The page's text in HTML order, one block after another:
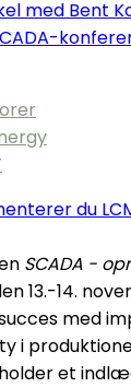
du
SCADA -
13.-14.
med
i
et